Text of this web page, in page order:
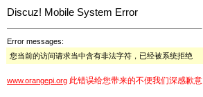
Discuz! Mobile System Error
Error messages:
您当前的访问请求当中含有非法字符，已经被系统拒绝
www.orangepi.org 此错误给您带来的不便我们深感歉意